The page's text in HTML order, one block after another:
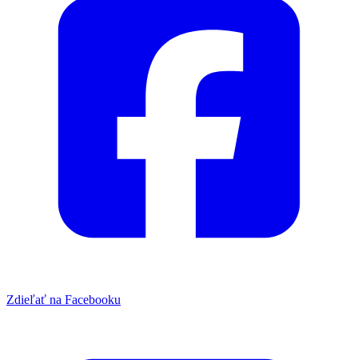
Zdieľať na Facebooku